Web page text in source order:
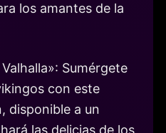
los amantes de la
Valhalla»: Sumérgete
con este
disponible a un
las delicias de los